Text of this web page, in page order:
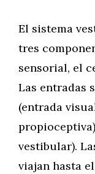
El sistema
tres
sensorial, el
Las entradas
(entrada
vestibular).
viajan hasta